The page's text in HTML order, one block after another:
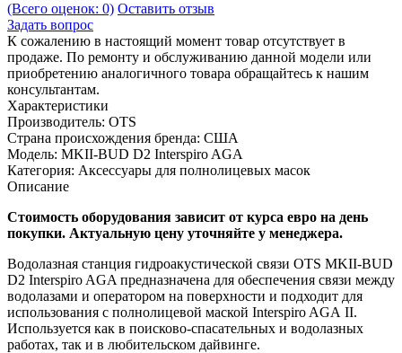
(Всего оценок: 0) Оставить отзыв
Задать вопрос
К сожалению в настоящий момент товар отсутствует в
продаже. По ремонту и обслуживанию данной модели или
приобретению аналогичного товара обращайтесь к нашим
консультантам.
Характеристики
Производитель: OTS
Страна происхождения бренда: США
Модель: MKII-BUD D2 Interspiro AGA
Категория: Аксессуары для полнолицевых масок
Описание
Стоимость оборудования зависит от курса евро на день
покупки. Актуальную цену уточняйте у менеджера.
Водолазная станция гидроакустической связи OTS MKII-BUD
D2 Interspiro AGA предназначена для обеспечения связи между
водолазами и оператором на поверхности и подходит для
использования с полнолицевой маской Interspiro AGA II.
Используется как в поисково-спасательных и водолазных
работах, так и в любительском дайвинге.